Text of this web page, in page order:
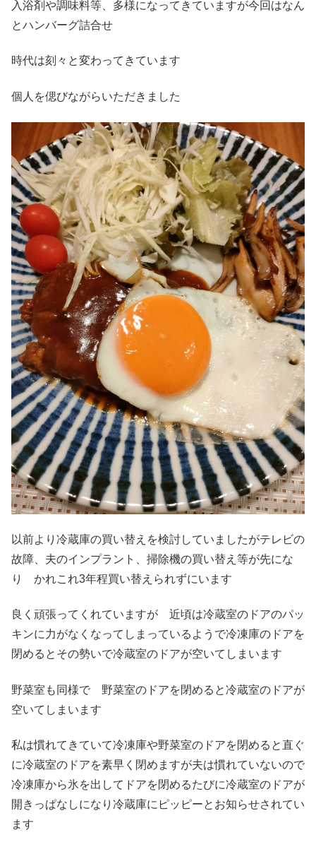
入浴剤や調味料等、多様になってきていますが今回はなん
とハンバーグ詰合せ
時代は刻々と変わってきています
個人を偲びながらいただきました
以前より冷蔵庫の買い替えを検討していましたがテレビの
故障、夫のインプラント、掃除機の買い替え等が先にな
り かれこれ3年程買い替えられずにいます
良く頑張ってくれていますが 近頃は冷蔵室のドアのパッ
キンに力がなくなってしまっているようで冷凍庫のドアを
閉めるとその勢いで冷蔵室のドアが空いてしまいます
野菜室も同様で 野菜室のドアを閉めると冷蔵室のドアが
空いてしまいます
私は慣れてきていて冷凍庫や野菜室のドアを閉めると直ぐ
に冷蔵室のドアを素早く閉めますが夫は慣れていないので
冷凍庫から氷を出してドアを閉めるたびに冷蔵室のドアが
開きっぱなしになり冷蔵庫にピッピーとお知らせされてい
ます